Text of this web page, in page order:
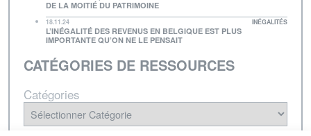
DE LA MOITIÉ DU PATRIMOINE
18.11.24 INÉGALITÉS
L’INÉGALITÉ DES REVENUS EN BELGIQUE EST PLUS
IMPORTANTE QU’ON NE LE PENSAIT
CATÉGORIES DE RESSOURCES
Catégories